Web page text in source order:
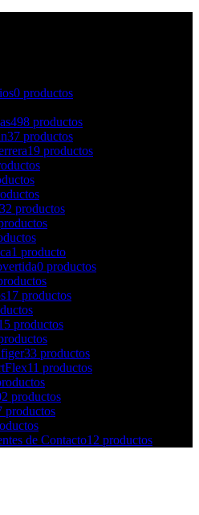
0 productos
498 productos
37 productos
19 productos
32 productos
1 producto
0 productos
17 productos
productos
33 productos
11 productos
productos
productos
de Contacto12 productos